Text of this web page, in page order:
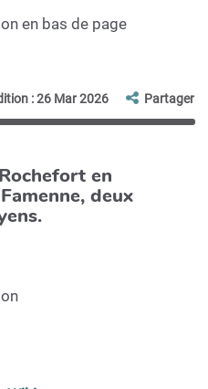
en bas de page
: 26 Mar 2026 Partager
en
deux